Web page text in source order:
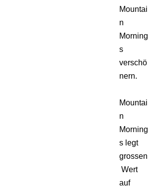
Mountai
n
Morning
s
verschö
nern.
Mountai
n
Morning
s legt
grossen
Wert
auf